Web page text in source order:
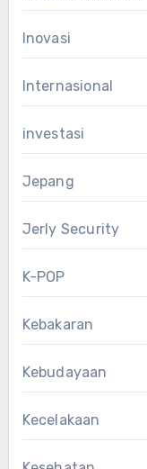
Inovasi
Internasional
investasi
Jepang
Jerly Security
K-POP
Kebakaran
Kebudayaan
Kecelakaan